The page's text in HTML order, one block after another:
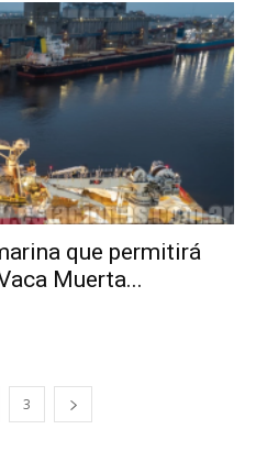
que permitirá
Muerta...
3